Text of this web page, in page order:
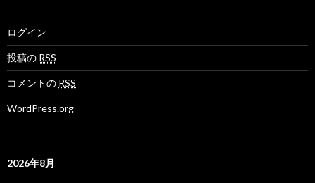
ログイン
投稿の RSS
コメントの RSS
WordPress.org
2026年8月